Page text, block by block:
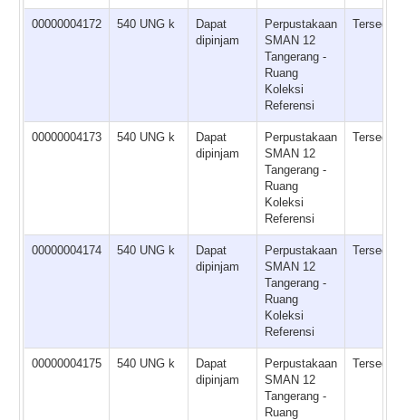
00000004172 540 UNG k
Dapat
dipinjam
Perpustakaan
SMAN 12
Tangerang -
Ruang
Koleksi
Referensi
Tersedia
00000004173 540 UNG k
Dapat
dipinjam
Perpustakaan
SMAN 12
Tangerang -
Ruang
Koleksi
Referensi
Tersedia
00000004174 540 UNG k
Dapat
dipinjam
Perpustakaan
SMAN 12
Tangerang -
Ruang
Koleksi
Referensi
Tersedia
00000004175 540 UNG k
Dapat
dipinjam
Perpustakaan
SMAN 12
Tangerang -
Ruang
Tersedia